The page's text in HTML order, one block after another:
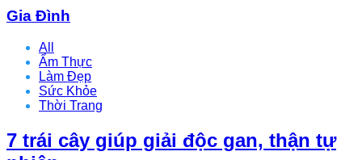
Gia Đình
All
Ẩm Thực
Làm Đẹp
Sức Khỏe
Thời Trang
7 trái cây giúp giải độc gan, thận tự